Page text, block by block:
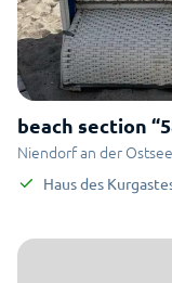
beach section
Niendorf an der Ostsee
Haus des